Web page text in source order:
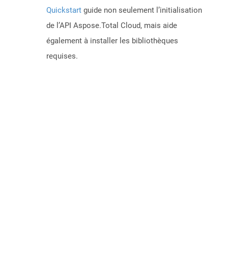
Quickstart guide non seulement l’initialisation
de l’API Aspose.Total Cloud, mais aide
également à installer les bibliothèques
requises.